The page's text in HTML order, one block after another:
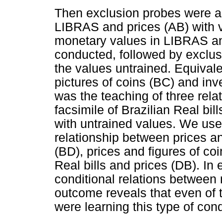
Then exclusion probes were
LIBRAS and prices (AB) with
monetary values in LIBRAS
conducted, followed by
the values untrained.
pictures of coins (BC) and
was the teaching of three
facsimile of Brazilian Real
with untrained values. We
relationship between prices
(BD), prices and figures of
Real bills and prices (DB). In
conditional relations
outcome reveals that even
were learning this type of